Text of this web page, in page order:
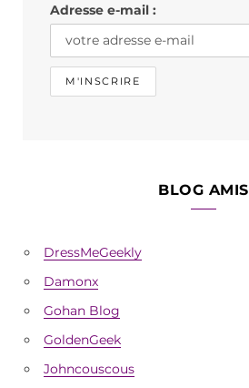
m
Adresse e-mail :
BLOG AMIS
DressMeGeekly
Damonx
Gohan Blog
GoldenGeek
Johncouscous